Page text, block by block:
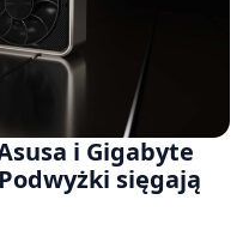
i Gigabyte
sięgają